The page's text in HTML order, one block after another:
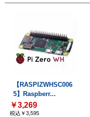
【RASPIZWHSC006
5】Raspberr...
￥3,269
税込￥3,595